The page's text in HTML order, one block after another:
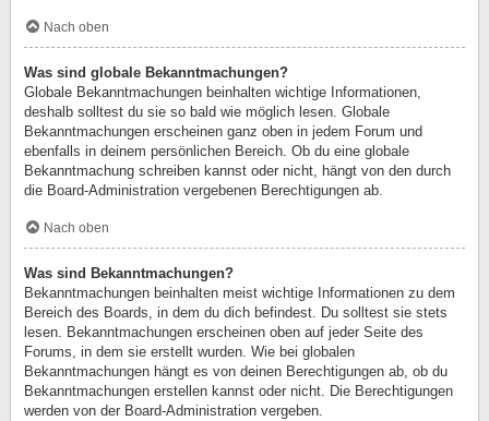
Nach oben
Was sind globale Bekanntmachungen?
Globale Bekanntmachungen beinhalten wichtige Informationen,
deshalb solltest du sie so bald wie möglich lesen. Globale
Bekanntmachungen erscheinen ganz oben in jedem Forum und
ebenfalls in deinem persönlichen Bereich. Ob du eine globale
Bekanntmachung schreiben kannst oder nicht, hängt von den durch
die Board-Administration vergebenen Berechtigungen ab.
Nach oben
Was sind Bekanntmachungen?
Bekanntmachungen beinhalten meist wichtige Informationen zu dem
Bereich des Boards, in dem du dich befindest. Du solltest sie stets
lesen. Bekanntmachungen erscheinen oben auf jeder Seite des
Forums, in dem sie erstellt wurden. Wie bei globalen
Bekanntmachungen hängt es von deinen Berechtigungen ab, ob du
Bekanntmachungen erstellen kannst oder nicht. Die Berechtigungen
werden von der Board-Administration vergeben.